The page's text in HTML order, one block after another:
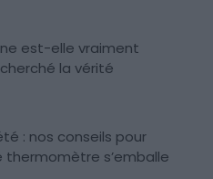
est-elle vraiment
la vérité
: nos conseils pour
thermomètre s’emballe